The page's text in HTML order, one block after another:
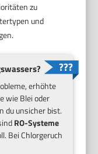
zu
und
erhöhte
wie Blei oder
du unsicher bist.
RO-Systeme
Bei Chlorgeruch